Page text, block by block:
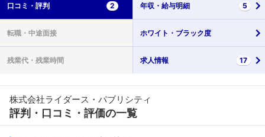
口コミ・ 評判 2 年収・ 給与明細 5
転職・ 中途面接 ホワイト・ ブラック度
残業代・ 残業時間 求人情報 17
株式会社ライダース・パブリシティ
評判・口コミ・評価の一覧